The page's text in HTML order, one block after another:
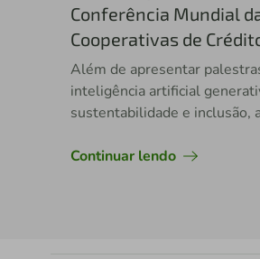
Conferência Mundial
Cooperativas de
Além de apresentar
inteligência artificial
sustentabilidade e inclusão,
internacionalmente
Continuar lendo